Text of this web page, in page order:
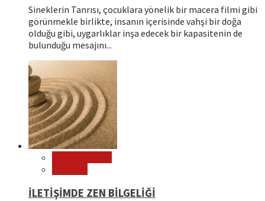
Sineklerin Tanrısı, çocuklara yönelik bir macera filmi gibi
görünmekle birlikte, insanın içerisinde vahşi bir doğa
olduğu gibi, uygarlıklar inşa edecek bir kapasitenin de
bulunduğu mesajını...
İLETİŞİMDE ZEN BİLGELİĞİ